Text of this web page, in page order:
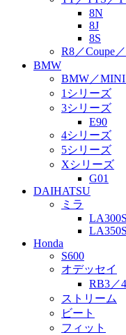
8N
8J
8S
R8／Coupe
BMW
BMW／
1シリーズ
3シリーズ
E90
4シリーズ
5シリーズ
Xシリーズ
G01
DAIHATSU
ミラ
Honda
S600
オデッセイ
RB3／
ストリーム
ビート
フィット